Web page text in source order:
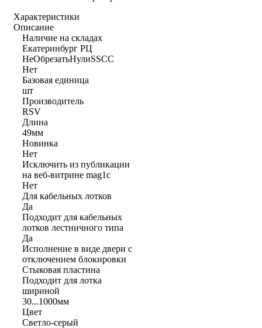
Характеристики
Описание
Наличие на складах
Екатеринбург РЦ
НеОбрезатьНулиSSCC
Нет
Базовая единица
шт
Производитель
RSV
Длина
49мм
Новинка
Нет
Исключить из публикации
на веб-витрине mag1c
Нет
Для кабельных лотков
Да
Подходит для кабельных
лотков лестничного типа
Да
Исполнение в виде двери с
отключением блокировки
Стыковая пластина
Подходит для лотка
шириной
30...1000мм
Цвет
Светло-серый